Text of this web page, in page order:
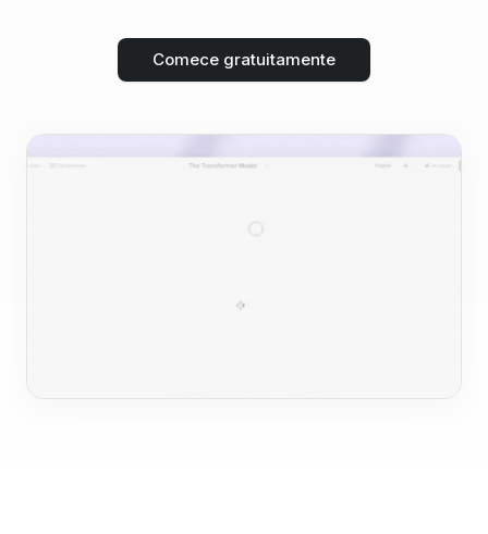
Comece gratuitamente